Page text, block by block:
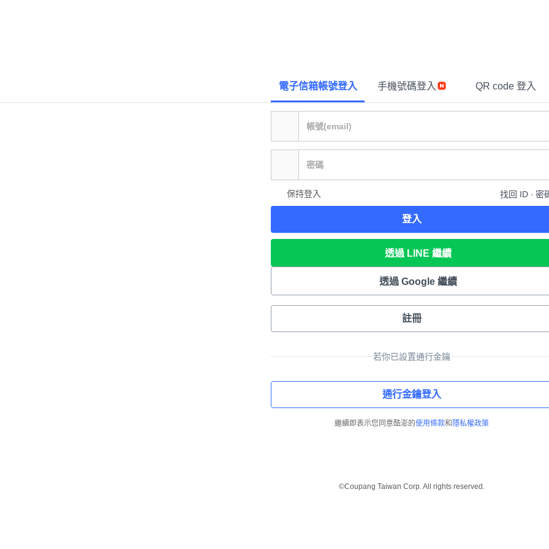
電子信箱帳號登入 手機號碼登入 QR code 登入
保持登入 找回 ID ∙ 密
登入
透過 LINE 繼續
透過 Google 繼續
註冊
若你已設置通行金鑰
通行金鑰登入
繼續即表示您同意酷澎的使用條款和 隱私權政策
©Coupang Taiwan Corp. All rights reserved.